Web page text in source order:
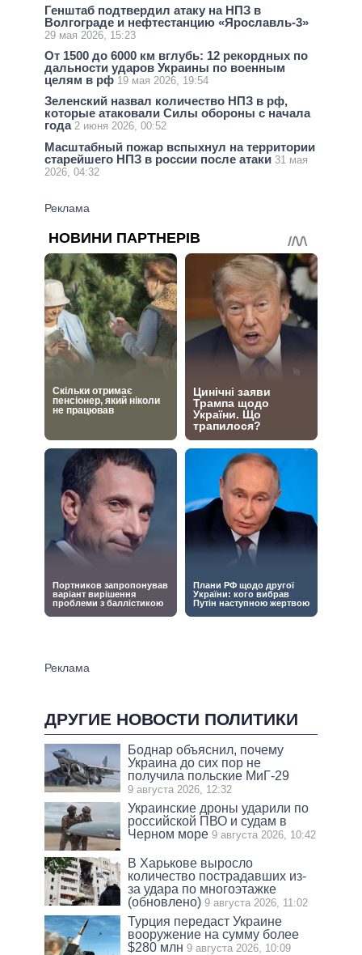
Генштаб подтвердил атаку на НПЗ в
Волгограде и нефтестанцию «Ярославль-3»
29 мая 2026, 15:23
От 1500 до 6000 км вглубь: 12 рекордных по
дальности ударов Украины по военным
целям в рф 19 мая 2026, 19:54
Зеленский назвал количество НПЗ в рф,
которые атаковали Силы обороны с начала
года 2 июня 2026, 00:52
Масштабный пожар вспыхнул на территории
старейшего НПЗ в россии после атаки 31 мая
2026, 04:32
ДРУГИЕ НОВОСТИ ПОЛИТИКИ
Боднар объяснил, почему
Украина до сих пор не
получила польские МиГ-29
9 августа 2026, 12:32
Украинские дроны ударили по
российской ПВО и судам в
Черном море 9 августа 2026, 10:42
В Харькове выросло
количество пострадавших из-
за удара по многоэтажке
(обновлено) 9 августа 2026, 11:02
Турция передаст Украине
вооружение на сумму более
$280 млн 9 августа 2026, 10:09